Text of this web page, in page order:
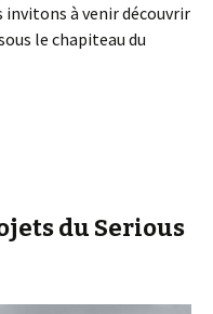
invitons à venir découvrir
le chapiteau du
du Serious